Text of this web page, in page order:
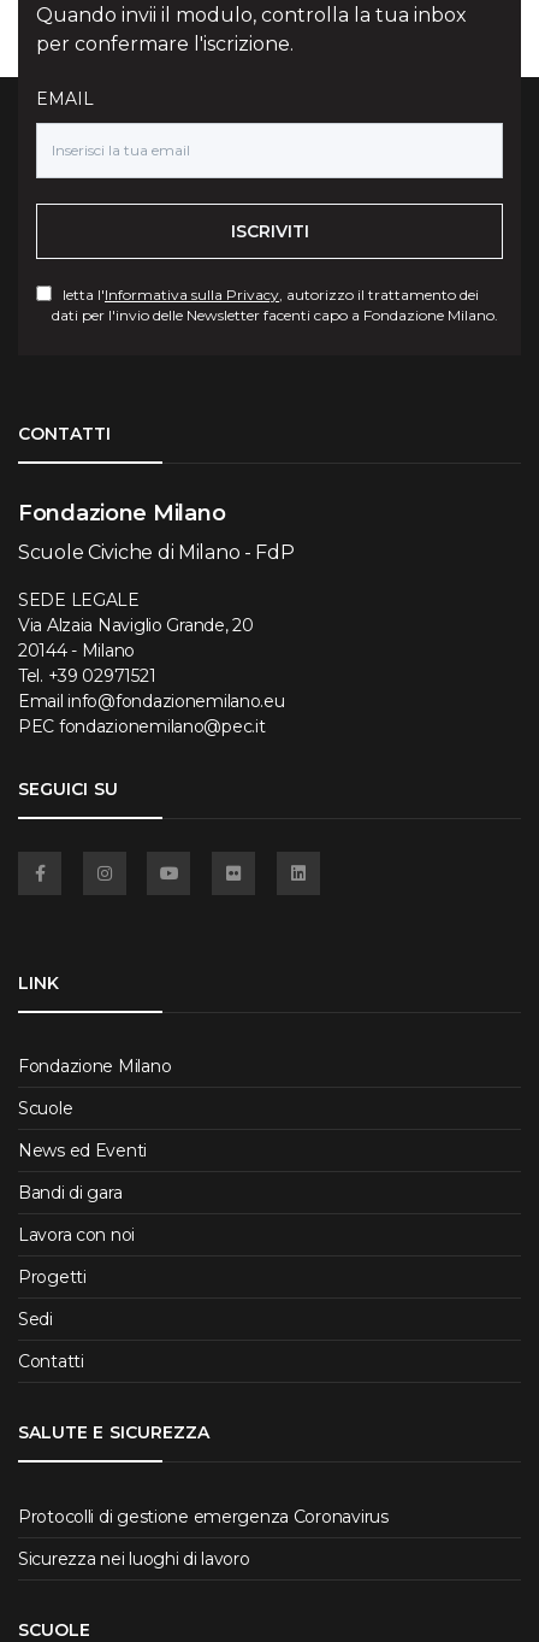
Quando invii il modulo, controlla la tua inbox
per confermare l'iscrizione.
EMAIL
ISCRIVITI
letta l'Informativa sulla Privacy , autorizzo il trattamento dei
dati per l'invio delle Newsletter facenti capo a Fondazione Milano.
CONTATTI
Fondazione Milano
Scuole Civiche di Milano - FdP
SEDE LEGALE
Via Alzaia Naviglio Grande, 20
20144 - Milano
Tel. +39 02971521
Email info@fondazionemilano.eu
PEC fondazionemilano@pec.it
SEGUICI SU
LINK
Fondazione Milano
Scuole
News ed Eventi
Bandi di gara
Lavora con noi
Progetti
Sedi
Contatti
SALUTE E SICUREZZA
Protocolli di gestione emergenza Coronavirus
Sicurezza nei luoghi di lavoro
SCUOLE